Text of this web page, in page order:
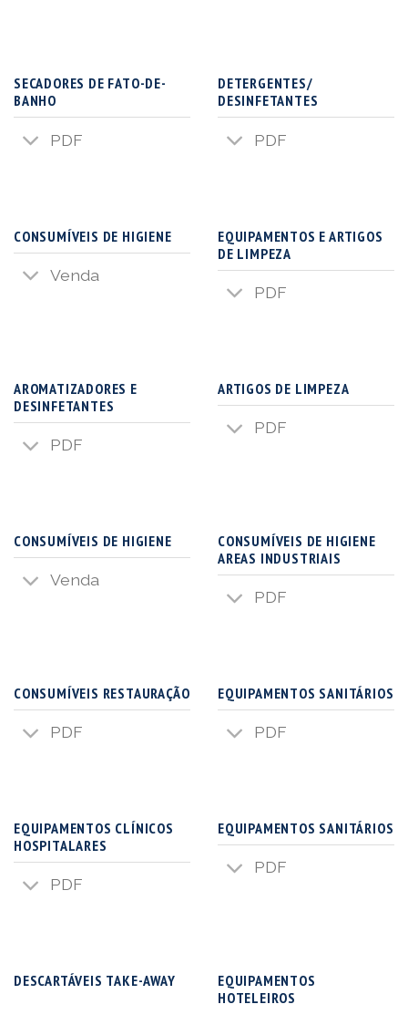
SECADORES DE FATO-DE-
BANHO
PDF
DETERGENTES/
DESINFETANTES
PDF
CONSUMÍVEIS DE HIGIENE
Venda
EQUIPAMENTOS E ARTIGOS
DE LIMPEZA
PDF
AROMATIZADORES E
DESINFETANTES
PDF
ARTIGOS DE LIMPEZA
PDF
CONSUMÍVEIS DE HIGIENE
Venda
CONSUMÍVEIS DE HIGIENE
AREAS INDUSTRIAIS
PDF
CONSUMÍVEIS RESTAURAÇÃO
PDF
EQUIPAMENTOS SANITÁRIOS
PDF
EQUIPAMENTOS CLÍNICOS
HOSPITALARES
PDF
EQUIPAMENTOS SANITÁRIOS
PDF
DESCARTÁVEIS TAKE-AWAY
EQUIPAMENTOS
HOTELEIROS